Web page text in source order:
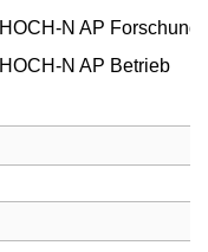
HOCH-N AP Forschung
HOCH-N AP Betrieb